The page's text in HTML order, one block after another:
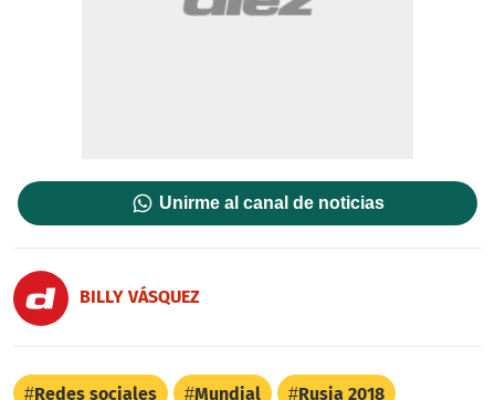
Unirme al canal de noticias
BILLY VÁSQUEZ
Redes sociales Mundial Rusia 2018